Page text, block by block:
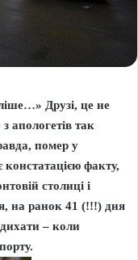
Друзі, це не
апологетів так
помер у
констатацією факту,
столиці і
на ранок 41 (!!!) дня
– коли